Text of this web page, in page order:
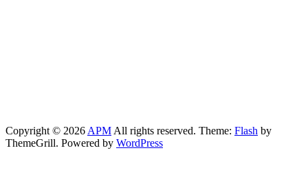
Copyright © 2026 APM All rights reserved. Theme: Flash by
ThemeGrill. Powered by WordPress